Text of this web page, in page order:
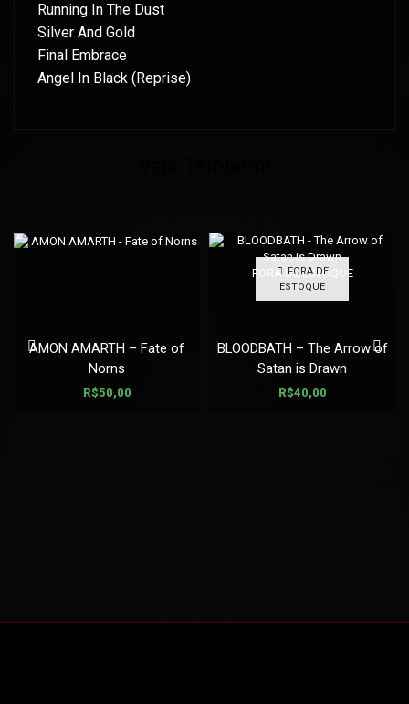
Running In The Dust
Silver And Gold
Final Embrace
Angel In Black (Reprise)
AMON AMARTH – Fate of
Norns
R$50,00
FORA DE
ESTOQUE
FORA DE ESTOQUE
BLOODBATH – The Arrow of
Satan is Drawn
R$40,00